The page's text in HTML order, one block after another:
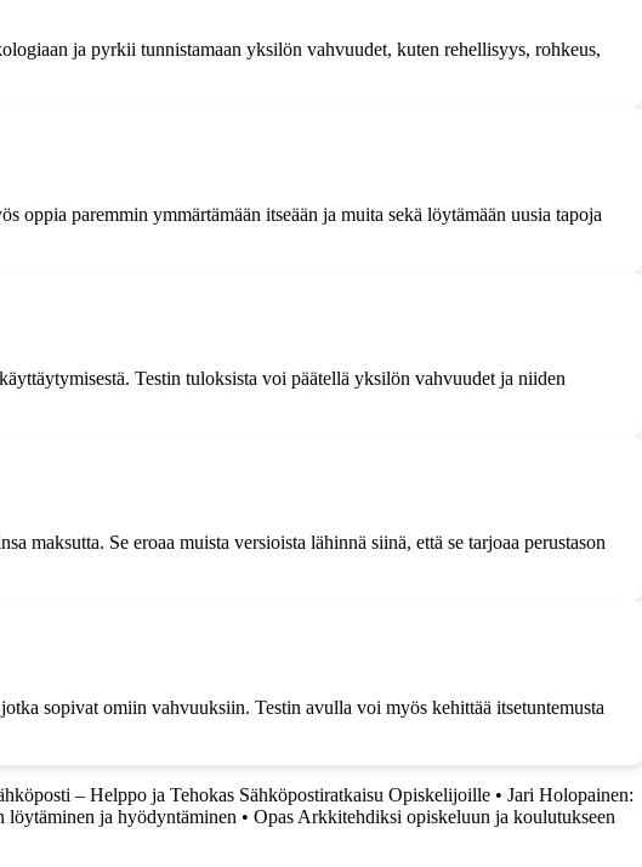
ja pyrkii tunnistamaan yksilön vahvuudet, kuten rehellisyys, rohkeus,
paremmin ymmärtämään itseään ja muita sekä löytämään uusia tapoja
Testin tuloksista voi päätellä yksilön vahvuudet ja niiden
Se eroaa muista versioista lähinnä siinä, että se tarjoaa perustason
sopivat omiin vahvuuksiin. Testin avulla voi myös kehittää itsetuntemusta
– Helppo ja Tehokas Sähköpostiratkaisu Opiskelijoille • Jari Holopainen:
löytäminen ja hyödyntäminen • Opas Arkkitehdiksi opiskeluun ja koulutukseen